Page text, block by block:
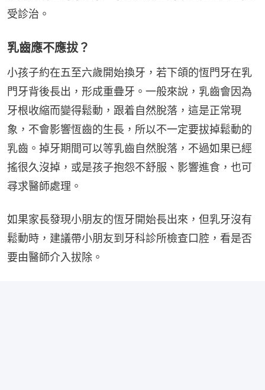
受診治。
乳齒應不應拔？
小孩子約在五至六歲開始換牙，若下頜的恆門牙在乳
門牙背後長出，形成重疊牙。一般來說，乳齒會因為
牙根收縮而變得鬆動，跟着自然脫落，這是正常現
象，不會影響恆齒的生長，所以不一定要拔掉鬆動的
乳齒。掉牙期間可以等乳齒自然脫落，不過如果已經
搖很久沒掉，或是孩子抱怨不舒服、影響進食，也可
尋求醫師處理。
如果家長發現小朋友的恆牙開始長出來，但乳牙沒有
鬆動時，建議帶小朋友到牙科診所檢查口腔，看是否
要由醫師介入拔除。